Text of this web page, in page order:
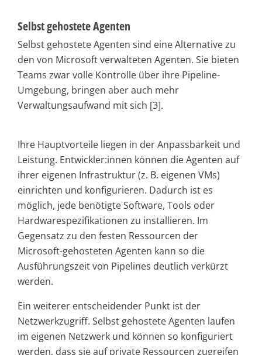
Selbst gehostete Agenten
Selbst gehostete Agenten sind eine Alternative zu
den von Microsoft verwalteten Agenten. Sie bieten
Teams zwar volle Kontrolle über ihre Pipeline-
Umgebung, bringen aber auch mehr
Verwaltungsaufwand mit sich [3].
Ihre Hauptvorteile liegen in der Anpassbarkeit und
Leistung. Entwickler:innen können die Agenten auf
ihrer eigenen Infrastruktur (z. B. eigenen VMs)
einrichten und konfigurieren. Dadurch ist es
möglich, jede benötigte Software, Tools oder
Hardwarespezifikationen zu installieren. Im
Gegensatz zu den festen Ressourcen der
Microsoft-gehosteten Agenten kann so die
Ausführungszeit von Pipelines deutlich verkürzt
werden.
Ein weiterer entscheidender Punkt ist der
Netzwerkzugriff. Selbst gehostete Agenten laufen
im eigenen Netzwerk und können so konfiguriert
werden, dass sie auf private Ressourcen zugreifen